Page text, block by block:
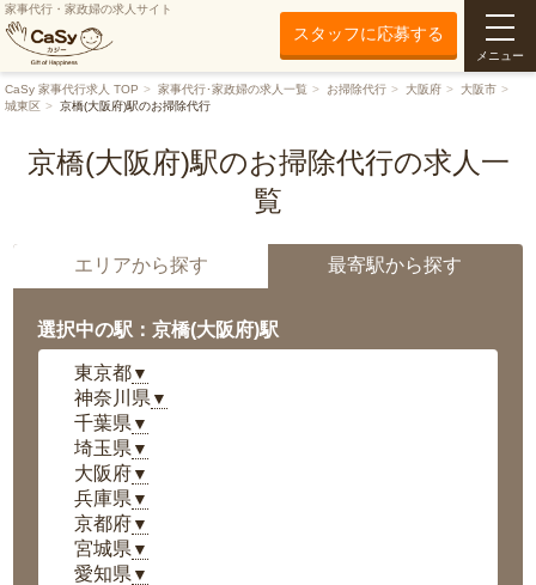
家事代行・家政婦の求人サイト
スタッフに応募する
メニュー
CaSy 家事代行求人 TOP 家事代行･家政婦の求人一覧 お掃除代行 大阪府
大阪市
城東区
京橋(大阪府)駅のお掃除代行
京橋(大阪府)駅のお掃除代行の求人一
覧
エリアから探す 最寄駅から探す
選択中の駅：京橋(大阪府)駅
東京都▼
神奈川県 ▼
千葉県 ▼
埼玉県 ▼
大阪府▼
兵庫県 ▼
京都府▼
宮城県 ▼
愛知県 ▼